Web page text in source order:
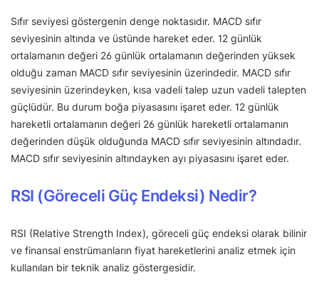
Sıfır seviyesi göstergenin denge noktasıdır. MACD sıfır
seviyesinin altında ve üstünde hareket eder. 12 günlük
ortalamanın değeri 26 günlük ortalamanın değerinden yüksek
olduğu zaman MACD sıfır seviyesinin üzerindedir. MACD sıfır
seviyesinin üzerindeyken, kısa vadeli talep uzun vadeli talepten
güçlüdür. Bu durum boğa piyasasını işaret eder. 12 günlük
hareketli ortalamanın değeri 26 günlük hareketli ortalamanın
değerinden düşük olduğunda MACD sıfır seviyesinin altındadır.
MACD sıfır seviyesinin altındayken ayı piyasasını işaret eder.
RSI (Göreceli Güç Endeksi) Nedir?
RSI (Relative Strength Index), göreceli güç endeksi olarak bilinir
ve finansal enstrümanların fiyat hareketlerini analiz etmek için
kullanılan bir teknik analiz göstergesidir.